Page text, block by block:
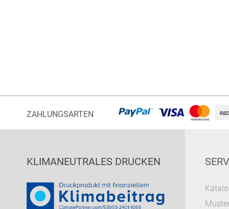
ZAHLUNGSARTEN
KLIMANEUTRALES DRUCKEN